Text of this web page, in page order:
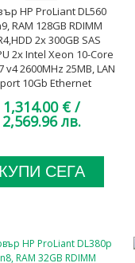
HP ProLiant DL560
RAM 128GB RDIMM
2x 300GB SAS
2x Intel Xeon 10-Core
v4 2600MHz 25MB, LAN
10Gb Ethernet
SAS Expander Card, A
клас
1,314.00 € /
2,569.96 лв.
КУПИ СЕГА